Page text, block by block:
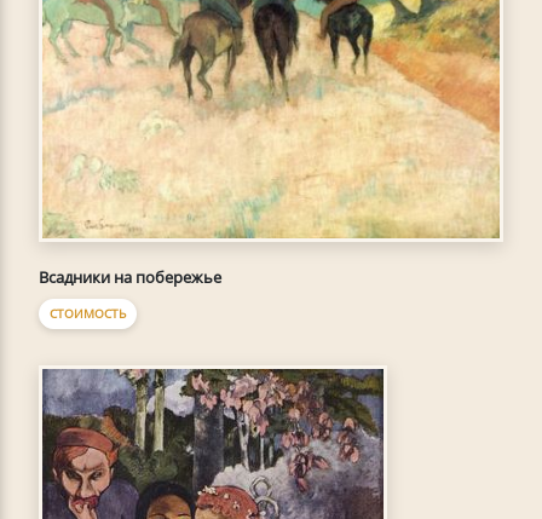
Всадники на побережье
СТОИМОСТЬ